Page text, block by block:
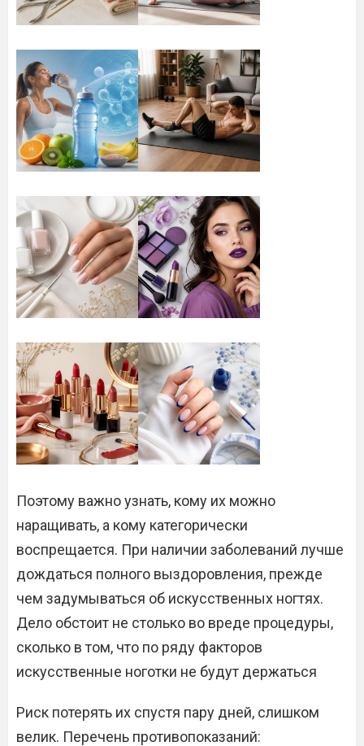
Поэтому важно узнать, кому их можно
наращивать, а кому категорически
воспрещается. При наличии заболеваний лучше
дождаться полного выздоровления, прежде
чем задумываться об искусственных ногтях.
Дело обстоит не столько во вреде процедуры,
сколько в том, что по ряду факторов
искусственные ноготки не будут держаться
Риск потерять их спустя пару дней, слишком
велик. Перечень противопоказаний: